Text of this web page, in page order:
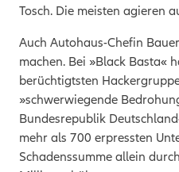
Tosch. Die meisten agieren
Auch Autohaus-Chefin
machen. Bei »Black Basta«
berüchtigtsten
»schwerwiegende
Bundesrepublik
mehr als 700 erpressten
Schadenssumme allein